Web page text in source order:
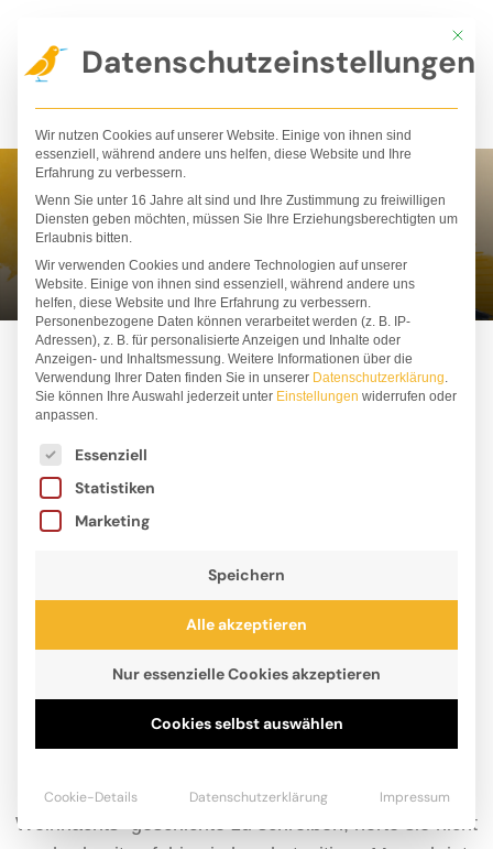
Inhalt
springen
Lilja Hindahl
Lilja Hindahl, geboren 2010, liebt Bücher und Tiere,
Corona-Lockdown die Hausaufgabe bekam, eine
Weihnachts- geschichte zu schreiben, hörte sie nicht
Mit
Datenschutzeinstellungen
Wir nutzen Cookies auf unserer Website. Einige von ihnen sind
essenziell, während andere uns helfen, diese Website und Ihre
Erfahrung zu verbessern.
Wenn Sie unter 16 Jahre alt sind und Ihre Zustimmung zu freiwilligen
Diensten geben möchten, müssen Sie Ihre Erziehungsberechtigten um
Erlaubnis bitten.
Wir verwenden Cookies und andere Technologien auf unserer
Website. Einige von ihnen sind essenziell, während andere uns
helfen, diese Website und Ihre Erfahrung zu verbessern.
Personenbezogene Daten können verarbeitet werden (z. B. IP-
Adressen), z. B. für personalisierte Anzeigen und Inhalte oder
Anzeigen- und Inhaltsmessung. Weitere Informationen über die
Verwendung Ihrer Daten finden Sie in unserer Datenschutzerklärung.
Sie können Ihre Auswahl jederzeit unter Einstellungen widerrufen oder
anpassen.
Es folgt eine Liste der Service-Gruppen, für die
Essenziell
Statistiken
Marketing
Speichern
Alle akzeptieren
Nur essenzielle Cookies akzeptieren
Cookies selbst auswählen
Cookie-Details Datenschutzerklärung Impressum